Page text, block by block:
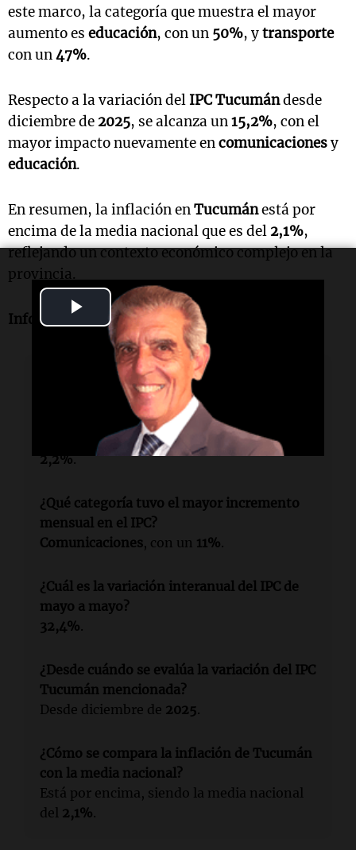
Play
Video
este marco, la categoría que muestra el mayor
aumento es educación, con un 50%, ytransporte
con un47%.
Respecto a la variación del IPC Tucumándesde
diciembre de 2025, se alcanza un15,2%, con el
mayor impacto nuevamente encomunicacionesy
educación.
En resumen, la inflación enTucumánestá por
encima de la media nacional que es del 2,1%,
reflejando un contexto económico complejo en la
provincia.
Informe de Gabriel Melián
Lectura rápida
¿Qué porcentaje de inflación alcanzó
Tucumán en mayo?
2,2%.
¿Qué categoría tuvo el mayor incremento
mensual en el IPC?
Comunicaciones, con un 11%.
¿Cuál es la variación interanual del IPC de
mayo a mayo?
32,4%.
¿Desde cuándo se evalúa la variación del IPC
Tucumán mencionada?
Desde diciembre de 2025.
¿Cómo se compara la inflación de Tucumán
con la media nacional?
Está por encima, siendo la media nacional
del 2,1%.